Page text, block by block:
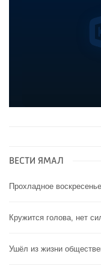
ВЕСТИ ЯМАЛ
Прохладное
Кружится голова, нет
Ушёл из жизни